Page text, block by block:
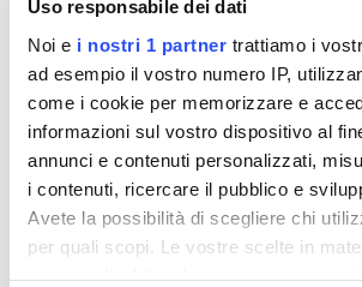
Uso responsabile dei dati
Noi e i nostri 1 partner trattiamo i
ad esempio il vostro numero IP,
come i cookie per memorizzare e
informazioni sul vostro dispositivo al
annunci e contenuti personalizzati,
i contenuti, ricercare il pubblico e
Avete la possibilità di scegliere chi
per quali scopi. Le vostre scelte in
nel 2017, eravamo a casa, a
davvero speciale.